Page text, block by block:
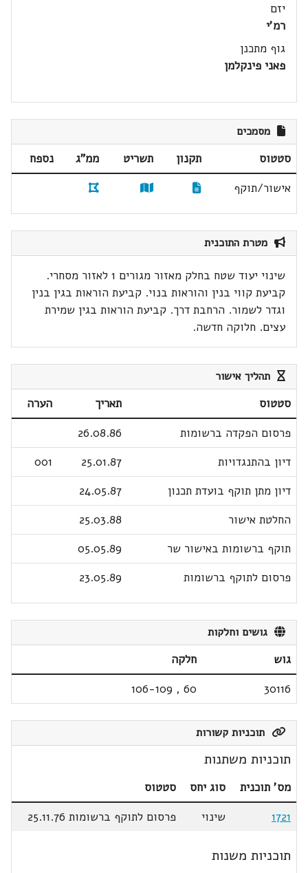
יזם
רמ'י
גוף מתכנן
פאני פינקלמן
מסמכים
סטטוס תקנון תשריט ממ"ג
נספח
אישור/תוקף
מטרת התוכנית
שינוי יעוד שטח בחלק מאזור מגורים 1 לאזור מסחרי.
קביעת קווי בנין והוראות בנוי. קביעת הוראות בגין בנין
וגדר לשמור. הרחבת דרך. קביעת הוראות בגין שמירת
עצים. חלוקה חדשה.
תהליך אישור
סטטוס תאריך
הערה
פרסום הפקדה ברשומות
26.08.86
דיון בהתנגדויות
25.01.87
001
דיון מתן תוקף בועדת תכנון
24.05.87
החלטת אישור
25.03.88
תוקף ברשומות באישור שר
05.05.89
פרסום לתוקף ברשומות
23.05.89
גושים וחלקות
גוש
חלקה
30116
60
,
106-109
תוכניות קשורות
תוכניות משתנות
מס' תוכנית סוג יחס
סטטוס
1721
שינוי פרסום לתוקף ברשומות 25.11.76
תוכניות משנות